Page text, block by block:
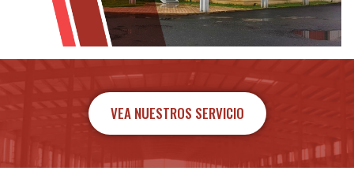
VEA NUESTROS SERVICIO